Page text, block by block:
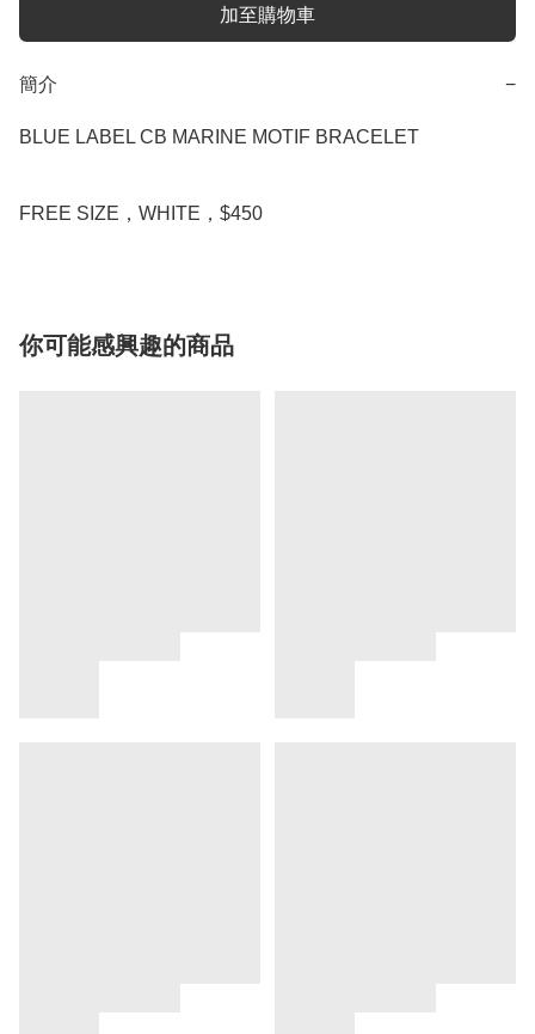
加至購物車
簡介 −
BLUE LABEL CB MARINE MOTIF BRACELET
你可能感興趣的商品